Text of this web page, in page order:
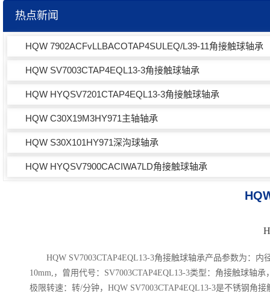
热点新闻
HQW 7902ACFvLLBACOTAP4SULEQ/L39-11角接触球轴承
HQW SV7003CTAP4EQL13-3角接触球轴承
HQW HYQSV7201CTAP4EQL13-3角接触球轴承
HQW C30X19M3HY971主轴轴承
HQW S30X101HY971深沟球轴承
HQW HYQSV7900CACIWA7LD角接触球轴承
HQW SV7003CTAP4EQL13-3角接触球轴承产品参数为：内
10mm,，曾用代号：SV7003CTAP4EQL13-3类型：角接触球轴
极限转速：转/分钟，HQW SV7003CTAP4EQL13-3是不锈钢角